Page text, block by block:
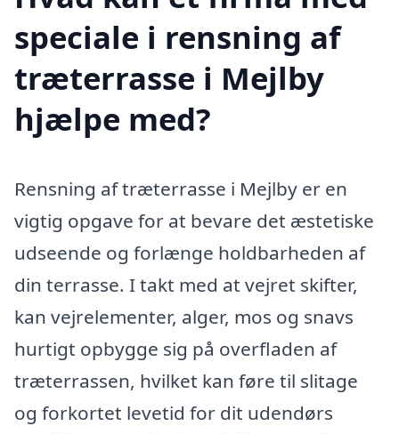
speciale i rensning af
træterrasse i Mejlby
hjælpe med?
Rensning af træterrasse i Mejlby er en
vigtig opgave for at bevare det æstetiske
udseende og forlænge holdbarheden af
din terrasse. I takt med at vejret skifter,
kan vejrelementer, alger, mos og snavs
hurtigt opbygge sig på overfladen af
træterrassen, hvilket kan føre til slitage
og forkortet levetid for dit udendørs